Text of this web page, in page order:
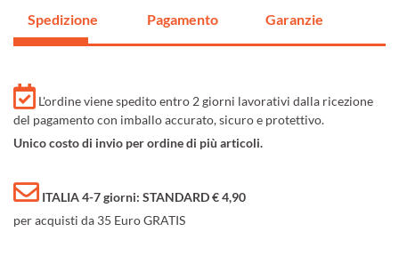
Spedizione Pagamento Garanzie
L'ordine viene spedito entro 2 giorni lavorativi dalla ricezione
del pagamento con imballo accurato, sicuro e protettivo.
Unico costo di invio per ordine di più articoli.
ITALIA 4-7 giorni: STANDARD € 4,90
per acquisti da 35 Euro GRATIS